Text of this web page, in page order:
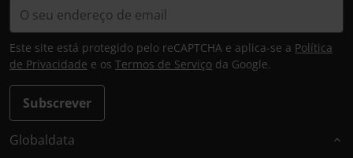
Subscrever
Este site está protegido pelo reCAPTCHA e aplica-se a Política
de Privacidade e os Termos de Serviço da Google.
Globaldata